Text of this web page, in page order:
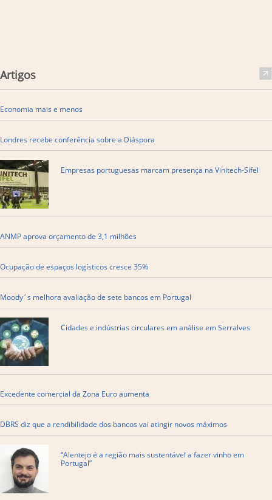
Artigos
Economia mais e menos
Londres recebe conferência sobre a Diáspora
Empresas portuguesas marcam presença na Vinitech-Sifel
ANMP aprova orçamento de 3,1 milhões
Ocupação de espaços logísticos cresce 35%
Moody´s melhora avaliação de sete bancos em Portugal
Cidades e indústrias circulares em análise em Serralves
Excedente comercial da Zona Euro aumenta
DBRS diz que a rendibilidade dos bancos vai atingir novos máximos
“Alentejo é a região mais sustentável a fazer vinho em
Portugal”